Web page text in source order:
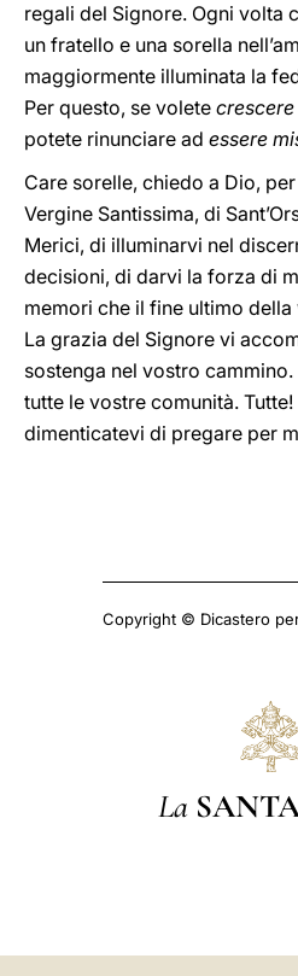
regali del Signore. Ogni volta
un fratello e una sorella
maggiormente illuminata la
Per questo, se volete
potete rinunciare ad essere
Care sorelle, chiedo a Dio,
Vergine Santissima, di
Merici, di illuminarvi nel
decisioni, di darvi la forza di
memori che il fine ultimo
La grazia del Signore vi
sostenga nel vostro
tutte le vostre comunità.
dimenticatevi di pregare per
Copyright © Dicastero
La